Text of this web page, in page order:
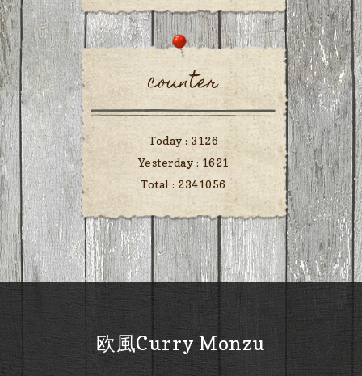
counter
Today : 3126
Yesterday : 1621
Total : 2341056
欧風Curry Monzu